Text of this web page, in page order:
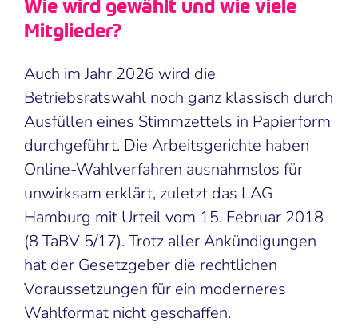
Mitglieder?
Auch im Jahr 2026 wird die
Betriebsratswahl noch ganz klassisch durch
Ausfüllen eines Stimmzettels in Papierform
durchgeführt. Die Arbeitsgerichte haben
Online-Wahlverfahren ausnahmslos für
unwirksam erklärt, zuletzt das LAG
Hamburg mit Urteil vom 15. Februar 2018
(8 TaBV 5/17). Trotz aller Ankündigungen
hat der Gesetzgeber die rechtlichen
Voraussetzungen für ein moderneres
Wahlformat nicht geschaffen.